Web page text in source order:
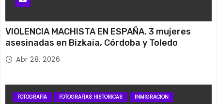
VIOLENCIA MACHISTA EN ESPAÑA. 3 mujeres
asesinadas en Bizkaia, Córdoba y Toledo
Abr 28, 2026
FOTOGRAFIA FOTOGRAFIAS HISTORICAS
INMIGRACION